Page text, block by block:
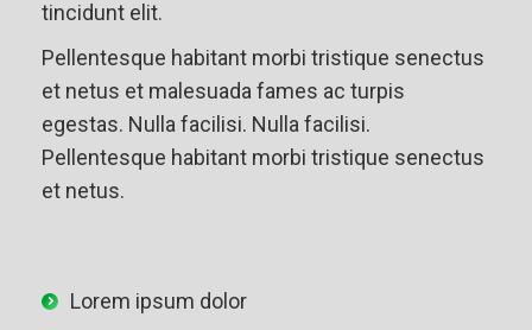
tincidunt elit.
Pellentesque habitant morbi tristique senectus
et netus et malesuada fames ac turpis
egestas. Nulla facilisi. Nulla facilisi.
Pellentesque habitant morbi tristique senectus
et netus.
Lorem ipsum dolor